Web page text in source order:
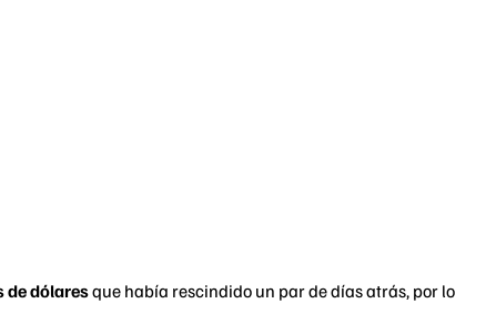
de dólaresque había rescindido un par de días atrás, por lo